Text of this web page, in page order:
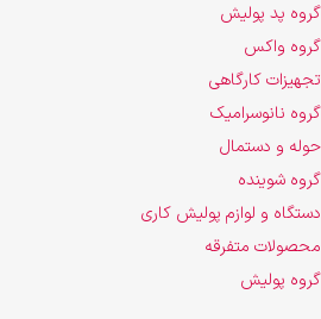
گروه پد پولیش
گروه واکس
تجهیزات کارگاهی
گروه نانوسرامیک
حوله و دستمال
گروه شوینده
دستگاه و لوازم پولیش کاری
محصولات متفرقه
گروه پولیش